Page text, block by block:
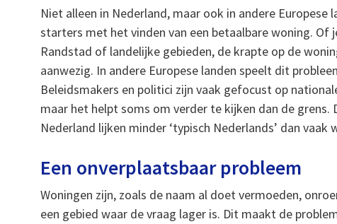
Niet alleen in Nederland, maar ook in andere Europese
starters met het vinden van een betaalbare woning. Of
Randstad of landelijke gebieden, de krapte op de
aanwezig. In andere Europese landen speelt dit
Beleidsmakers en politici zijn vaak gefocust op
maar het helpt soms om verder te kijken dan de grens.
Nederland lijken minder ‘typisch Nederlands’ dan vaak
Een onverplaatsbaar probleem
Woningen zijn, zoals de naam al doet vermoeden,
een gebied waar de vraag lager is. Dit maakt de